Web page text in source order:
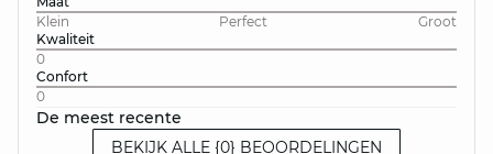
Klein
Perfect
Groot
Kwaliteit
0
Confort
0
De meest recente
BEKIJK ALLE {0} BEOORDELINGEN